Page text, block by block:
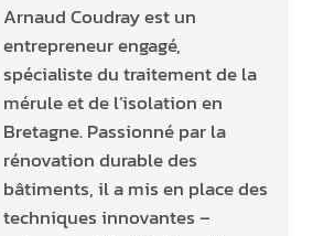
Arnaud Coudray est un
entrepreneur engagé,
spécialiste du traitement de la
mérule et de l’isolation en
Bretagne. Passionné par la
rénovation durable des
bâtiments, il a mis en place des
techniques innovantes –